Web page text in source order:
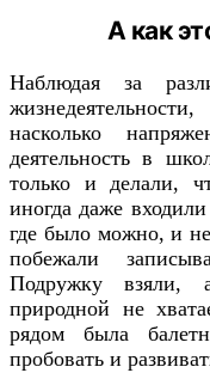
А как
Наблюдая за
насколько
деятельность в
только и делали,
иногда даже
где было можно, и
побежали
Подружку взяли,
природной не
рядом была
пробовать и